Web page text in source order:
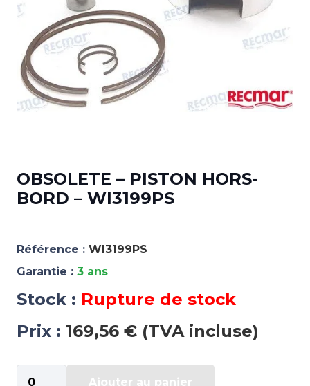
OBSOLETE – PISTON HORS-
BORD – WI3199PS
Référence : WI3199PS
Garantie : 3 ans
Stock : Rupture de stock
Prix : 169,56 € (TVA incluse)
Ajouter au panier